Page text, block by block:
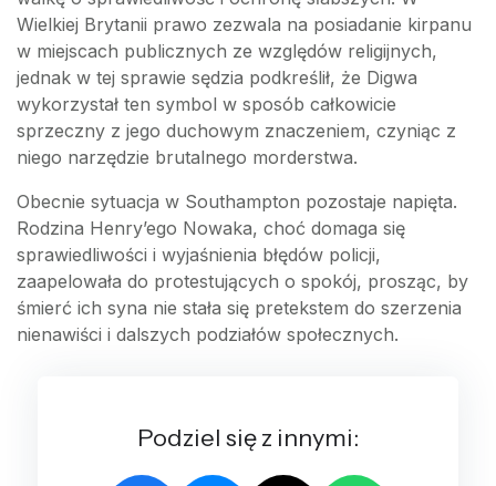
Wielkiej Brytanii prawo zezwala na posiadanie kirpanu
w miejscach publicznych ze względów religijnych,
jednak w tej sprawie sędzia podkreślił, że Digwa
wykorzystał ten symbol w sposób całkowicie
sprzeczny z jego duchowym znaczeniem, czyniąc z
niego narzędzie brutalnego morderstwa.
Obecnie sytuacja w Southampton pozostaje napięta.
Rodzina Henry’ego Nowaka, choć domaga się
sprawiedliwości i wyjaśnienia błędów policji,
zaapelowała do protestujących o spokój, prosząc, by
śmierć ich syna nie stała się pretekstem do szerzenia
nienawiści i dalszych podziałów społecznych.
Podziel się z innymi: